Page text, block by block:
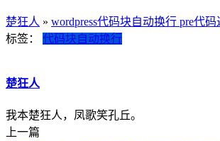
楚狂人 » wordpress代码块自动换行 pre代
标签： 代码块自动换行
楚狂人
我本楚狂人，凤歌笑孔丘。
上一篇